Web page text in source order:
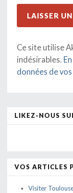
Ce site utilise
indésirables.
données de
LIKEZ-NOUS
VOS ARTICLES
Visiter